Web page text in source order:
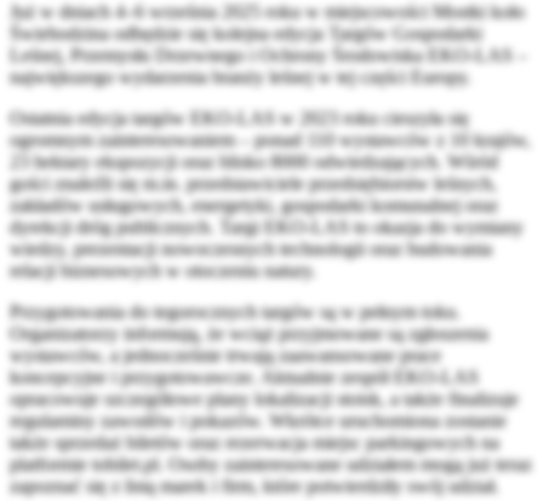
Już w dniach 4–6 września 2025 roku w miejscowości Mostki koło
Świebodzina odbędzie się kolejna edycja Targów Gospodarki
Leśnej, Przemysłu Drzewnego i Ochrony Środowiska EKO-LAS –
największego wydarzenia branży leśnej w tej części Europy.
Ostatnia edycja targów EKO-LAS w 2023 roku cieszyła się
ogromnym zainteresowaniem – ponad 110 wystawców z 10 krajów,
23 hektary ekspozycji oraz blisko 8000 odwiedzających. Wśród
gości znaleźli się m.in. przedstawiciele przedsiębiorstw leśnych,
zakładów usługowych, energetyki, gospodarki komunalnej oraz
dyrekcji dróg publicznych. Targi EKO-LAS to okazja do wymiany
wiedzy, prezentacji nowoczesnych technologii oraz budowania
relacji biznesowych w otoczeniu natury.
Przygotowania do tegorocznych targów są w pełnym toku.
Organizatorzy informują, że wciąż przyjmowane są zgłoszenia
wystawców, a jednocześnie trwają zaawansowane prace
koncepcyjne i przygotowawcze. Aktualnie zespół EKO-LAS
opracowuje szczegółowe plany lokalizacji stoisk, a także finalizuje
regulaminy zawodów i pokazów. Wkrótce uruchomiona zostanie
także sprzedaż biletów oraz rezerwacja miejsc parkingowych na
platformie tobilet.pl. Osoby zainteresowane udziałem mogą już teraz
zapoznać się z listą marek i firm, które potwierdziły swój udział.